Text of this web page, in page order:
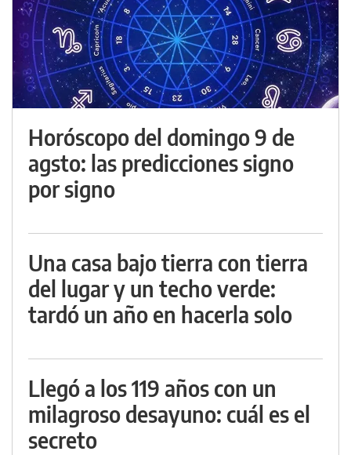
Horóscopo del domingo 9 de
agsto: las predicciones signo
por signo
Una casa bajo tierra con tierra
del lugar y un techo verde:
tardó un año en hacerla solo
Llegó a los 119 años con un
milagroso desayuno: cuál es el
secreto